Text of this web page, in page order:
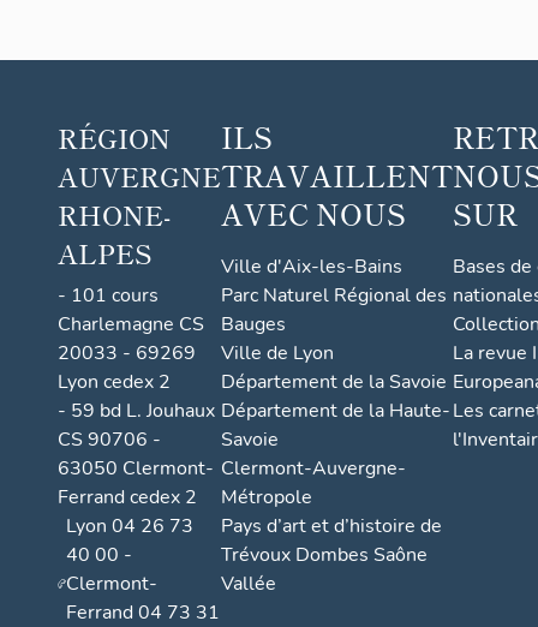
RÉGION
AUVERGNE
RHONE-
ALPES
- 101 cours
Charlemagne CS
20033 - 69269
Lyon cedex 2
- 59 bd L. Jouhaux
CS 90706 -
63050 Clermont-
Ferrand cedex 2
Lyon 04 26 73
40 00 -
Clermont-
Ferrand 04 73 31
ILS
TRAVAILLENT
AVEC NOUS
Ville d'Aix-les-Bains
Parc Naturel Régional des
Bauges
Ville de Lyon
Département de la Savoie
Département de la Haute-
Savoie
Clermont-Auvergne-
Métropole
Pays d’art et d’histoire de
Trévoux Dombes Saône
Vallée
SUR
Bases
La revue
Les